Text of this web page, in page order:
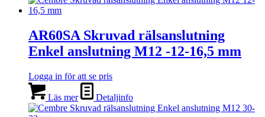
AR60SA Skruvad rälsanslutning
Enkel anslutning M12 -12-16,5 mm
Logga in för att se pris
Läs mer Detaljinfo